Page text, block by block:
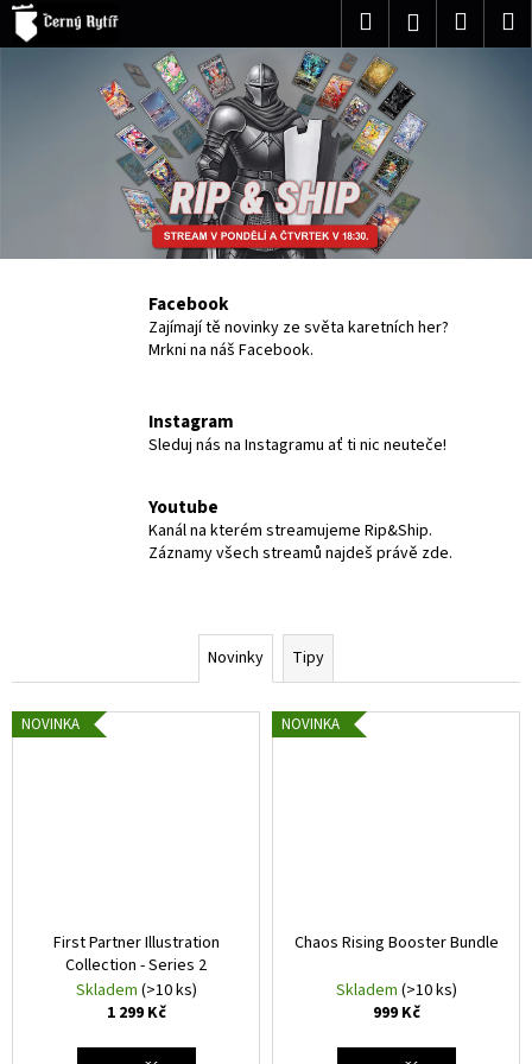
Přejít
obsah
Hledat Přihlášení
Facebook
Zajímají tě novinky ze světa karetních her?
Mrkni na náš Facebook.
Instagram
Sleduj nás na Instagramu ať ti nic neuteče!
Youtube
Kanál na kterém streamujeme Rip&Ship.
Záznamy všech streamů najdeš právě zde.
Novinky Tipy
NOVINKA
First Partner Illustration
Collection - Series 2
Skladem (>10 ks)
1 299 Kč
NOVINKA
Chaos Rising Booster Bundle
Skladem (>10 ks)
999 Kč
K
o
t
?